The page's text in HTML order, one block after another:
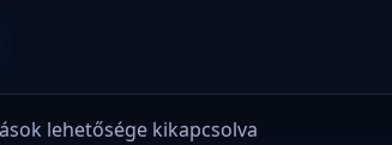
lehetősége kikapcsolva